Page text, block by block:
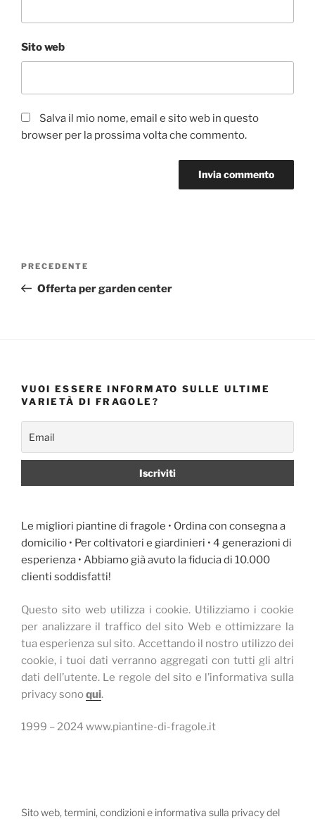
Sito web
Salva il mio nome, email e sito web in questo
browser per la prossima volta che commento.
Articolo
precedente:
PRECEDENTE
Offerta per garden center
VUOI ESSERE INFORMATO SULLE ULTIME
VARIETÀ DI FRAGOLE?
Le migliori piantine di fragole • Ordina con consegna a
domicilio • Per coltivatori e giardinieri • 4 generazioni di
esperienza • Abbiamo già avuto la fiducia di 10.000
clienti soddisfatti!
Questo sito web utilizza i cookie. Utilizziamo i cookie
per analizzare il traffico del sito Web e ottimizzare la
tua esperienza sul sito. Accettando il nostro utilizzo dei
cookie, i tuoi dati verranno aggregati con tutti gli altri
dati dell’utente. Le regole del sito e l’informativa sulla
privacy sonoqui.
1999 – 2024 www.piantine-di-fragole.it
Sito web, termini, condizioni e informativa sulla privacy del